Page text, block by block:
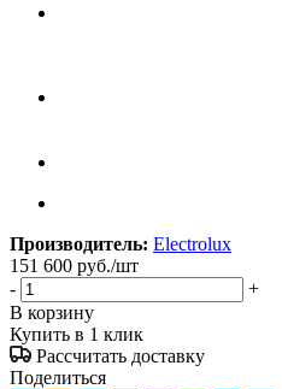
Производитель: Electrolux
151 600 руб./шт
-
+
В корзину
Купить в 1 клик
Рассчитать доставку
Поделиться